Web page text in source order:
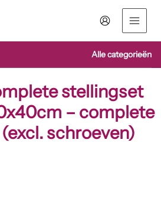
Alle categorieën
stellingset
– complete
schroeven)